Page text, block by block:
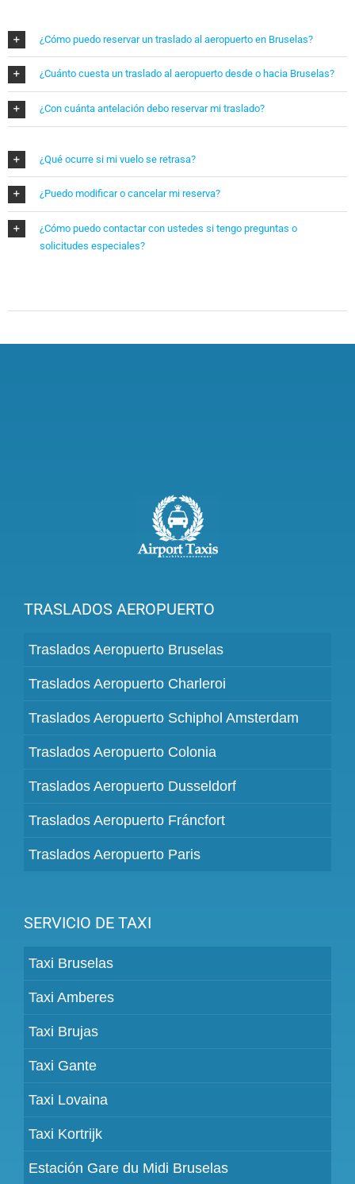
¿Cómo puedo reservar un traslado al aeropuerto en Bruselas?
¿Cuánto cuesta un traslado al aeropuerto desde o hacia Bruselas?
¿Con cuánta antelación debo reservar mi traslado?
¿Qué ocurre si mi vuelo se retrasa?
¿Puedo modificar o cancelar mi reserva?
¿Cómo puedo contactar con ustedes si tengo preguntas o
solicitudes especiales?
TRASLADOS AEROPUERTO
Traslados Aeropuerto Bruselas
Traslados Aeropuerto Charleroi
Traslados Aeropuerto Schiphol Amsterdam
Traslados Aeropuerto Colonia
Traslados Aeropuerto Dusseldorf
Traslados Aeropuerto Fráncfort
Traslados Aeropuerto Paris
SERVICIO DE TAXI
Taxi Bruselas
Taxi Amberes
Taxi Brujas
Taxi Gante
Taxi Lovaina
Taxi Kortrijk
Estación Gare du Midi Bruselas